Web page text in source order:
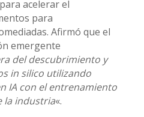
acelerar el
para
Afirmó que el
emergente
del descubrimiento y
in silico utilizando
IA con el entrenamiento
la industria«.